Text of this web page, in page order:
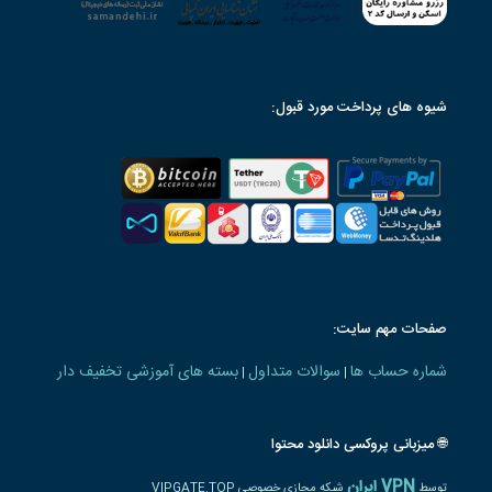
شیوه های پرداخت مورد قبول:
صفحات مهم سایت:
شماره حساب ها | سوالات متداول | بسته های آموزشی تخفیف دار
🌐 میزبانی پروکسی دانلود محتوا